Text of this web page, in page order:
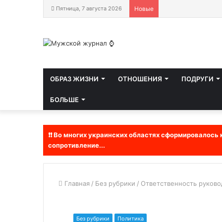
Пятница, 7 августа 2026 Новые
ОБРАЗ ЖИЗНИ ОТНОШЕНИЯ ПОДРУГИ
БОЛЬШЕ
❗❗ Во многих украинских областях
сопротивление...
Главная / Без рубрики / Ответственность
Без рубрики Политика